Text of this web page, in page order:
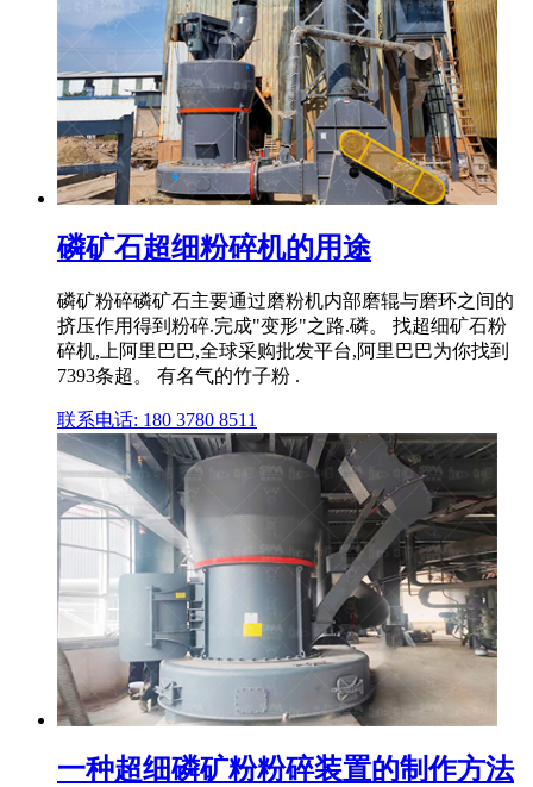
磷矿石超细粉碎机的用途
磷矿粉碎磷矿石主要通过磨粉机内部磨辊与磨环之间的
挤压作用得到粉碎.完成"变形"之路.磷。 找超细矿石粉
碎机,上阿里巴巴,全球采购批发平台,阿里巴巴为你找到
7393条超。 有名气的竹子粉 .
联系电话: 180 3780 8511
一种超细磷矿粉粉碎装置的制作方法